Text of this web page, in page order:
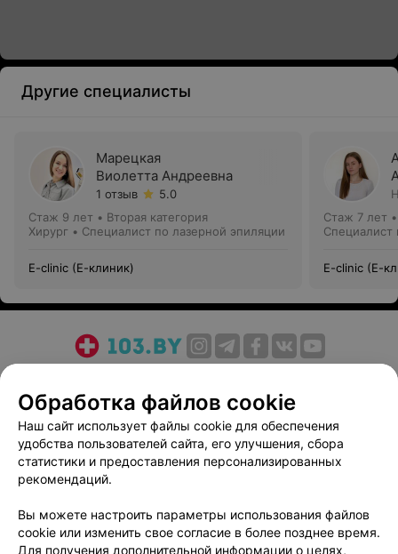
Другие специалисты
Марецкая
Виолетта Андреевна
1 отзыв
5.0
Стаж 9 лет • Вторая категория
Хирург • Специалист по лазерной эпиляции
E-clinic (Е-клиник)
Стаж 7 лет
Специалист
E-clinic (Е-
Медицинский маркетинг
Публичный договор
Пользовательское соглашение
Способы оплаты
Вакансии
Партнеры
Написать руководителю 103.by
Персональные настройки cookie
Обработка персональных данных
Обработка файлов cookie
Наш сайт использует файлы cookie для обеспечения
удобства пользователей сайта, его улучшения, сбора
статистики и предоставления персонализированных
рекомендаций.
Вы можете настроить параметры использования файлов
cookie или изменить свое согласие в более позднее время.
Для получения дополнительной информации о целях,